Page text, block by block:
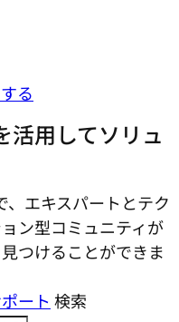
る
活用してソリュ
エキスパートとテク
ン型コミ​ュニティが
つけることができま
ート 検索